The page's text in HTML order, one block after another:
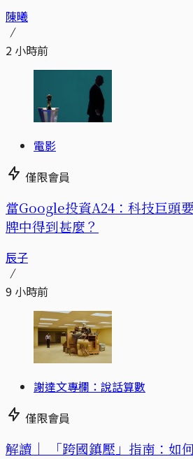
陳曦
2 小時前
電影
僅限會員
當Google投資A24：科技巨頭
牌中得到甚麼？
辰子
9 小時前
謝達文專欄：說話算數
僅限會員
解讀｜ 「跨國鎮壓」指南：如